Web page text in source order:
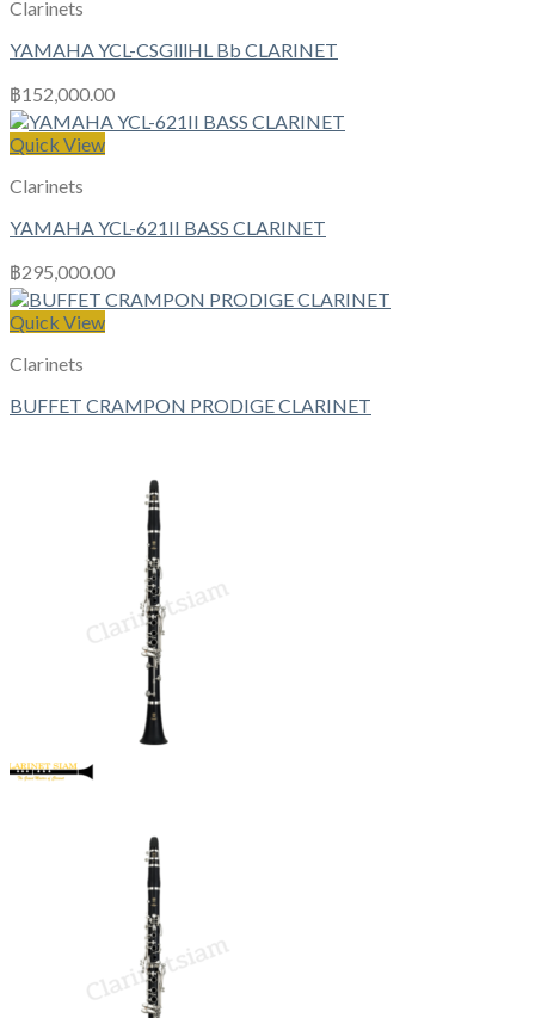
Clarinets
YAMAHA YCL-CSGlllHL Bb CLARINET
฿152,000.00
Quick View
Clarinets
YAMAHA YCL-621II BASS CLARINET
฿295,000.00
Quick View
Clarinets
BUFFET CRAMPON PRODIGE CLARINET